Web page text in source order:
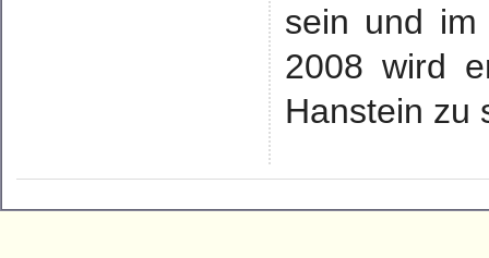
sein und im
2008 wird
Hanstein zu